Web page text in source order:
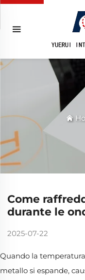
Come
durante le
2025-07-22
Quando la
metallo si espande,